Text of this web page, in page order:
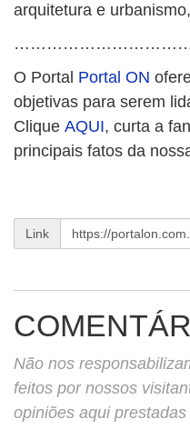
arquitetura e
O Portal Portal ON
objetivas para serem
Clique AQUI, curta a
principais fatos da
Link
Não nos
feitos por nossos
opiniões aqui